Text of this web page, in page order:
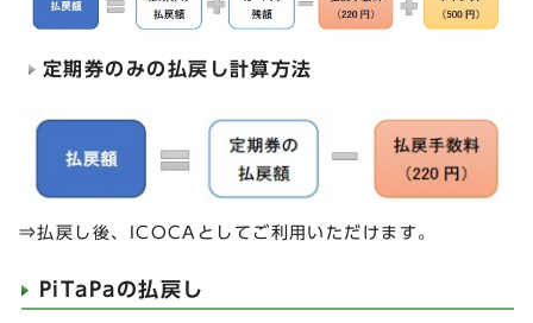
定期券のみの払戻し計算方法
⇒払戻し後、ICOCAとしてご利用いただけます。
PiTaPaの払戻し